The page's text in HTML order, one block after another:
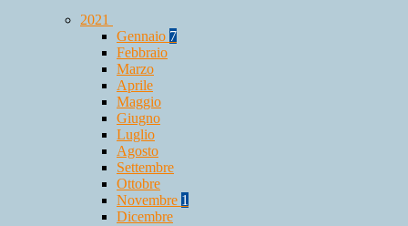
2021
Gennaio 7
Febbraio
Marzo
Aprile
Maggio
Giugno
Luglio
Agosto
Settembre
Ottobre
Novembre 1
Dicembre